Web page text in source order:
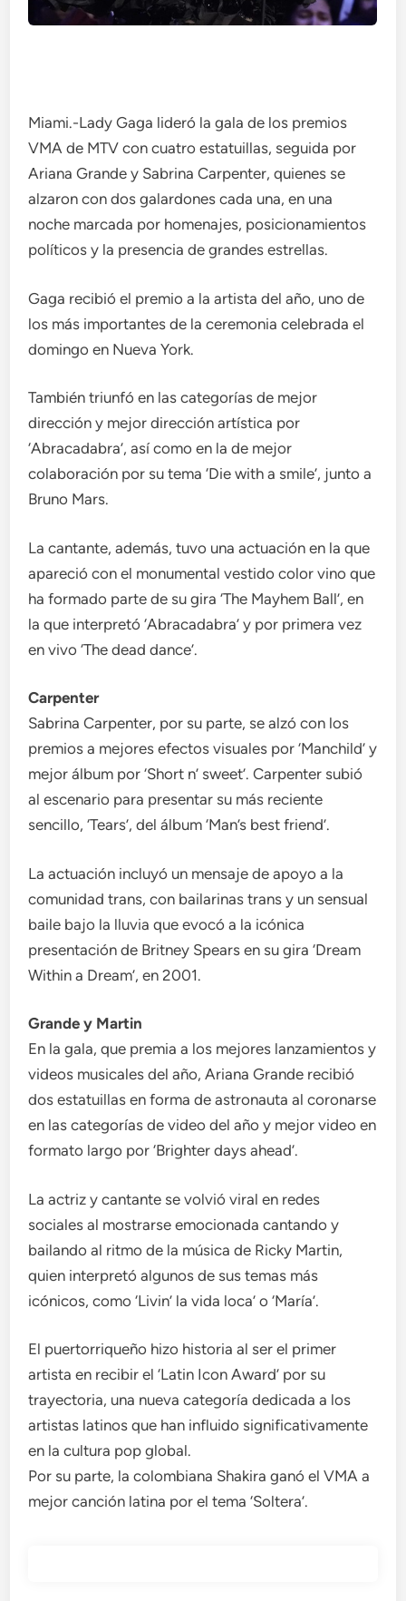
Miami.-Lady Gaga lideró la gala de los premios
VMA de MTV con cuatro estatuillas, seguida por
Ariana Grande y Sabrina Carpenter, quienes se
alzaron con dos galardones cada una, en una
noche marcada por homenajes, posicionamientos
políticos y la presencia de grandes estrellas.
Gaga recibió el premio a la artista del año, uno de
los más importantes de la ceremonia celebrada el
domingo en Nueva York.
También triunfó en las categorías de mejor
dirección y mejor dirección artística por
‘Abracadabra’, así como en la de mejor
colaboración por su tema ‘Die with a smile’, junto a
Bruno Mars.
La cantante, además, tuvo una actuación en la que
apareció con el monumental vestido color vino que
ha formado parte de su gira ‘The Mayhem Ball’, en
la que interpretó ‘Abracadabra’ y por primera vez
en vivo ‘The dead dance’.
Carpenter
Sabrina Carpenter, por su parte, se alzó con los
premios a mejores efectos visuales por ‘Manchild’ y
mejor álbum por ‘Short n’ sweet’. Carpenter subió
al escenario para presentar su más reciente
sencillo, ‘Tears’, del álbum ‘Man’s best friend’.
La actuación incluyó un mensaje de apoyo a la
comunidad trans, con bailarinas trans y un sensual
baile bajo la lluvia que evocó a la icónica
presentación de Britney Spears en su gira ‘Dream
Within a Dream’, en 2001.
Grande y Martin
En la gala, que premia a los mejores lanzamientos y
videos musicales del año, Ariana Grande recibió
dos estatuillas en forma de astronauta al coronarse
en las categorías de video del año y mejor video en
formato largo por ‘Brighter days ahead’.
La actriz y cantante se volvió viral en redes
sociales al mostrarse emocionada cantando y
bailando al ritmo de la música de Ricky Martin,
quien interpretó algunos de sus temas más
icónicos, como ‘Livin’ la vida loca’ o ‘María’.
El puertorriqueño hizo historia al ser el primer
artista en recibir el ‘Latin Icon Award’ por su
trayectoria, una nueva categoría dedicada a los
artistas latinos que han influido significativamente
en la cultura pop global.
Por su parte, la colombiana Shakira ganó el VMA a
mejor canción latina por el tema ‘Soltera’.